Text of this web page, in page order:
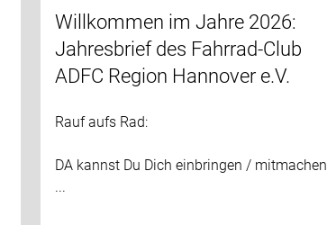
Willkommen im Jahre 2026:
Jahresbrief des Fahrrad-Club
ADFC Region Hannover e.V.
Rauf aufs Rad:
DA kannst Du Dich einbringen / mitmachen
...